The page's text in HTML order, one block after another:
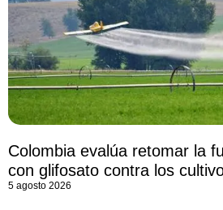
Colombia evalúa retomar la
con glifosato contra los
5 agosto 2026